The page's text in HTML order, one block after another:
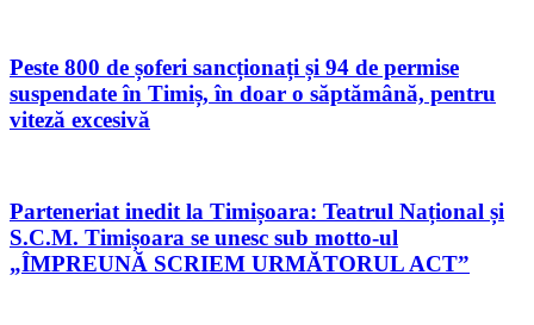
Peste 800 de șoferi sancționați și 94 de permise
suspendate în Timiș, în doar o săptămână, pentru
viteză excesivă
Parteneriat inedit la Timișoara: Teatrul Național și
S.C.M. Timișoara se unesc sub motto-ul
„ÎMPREUNĂ SCRIEM URMĂTORUL ACT”